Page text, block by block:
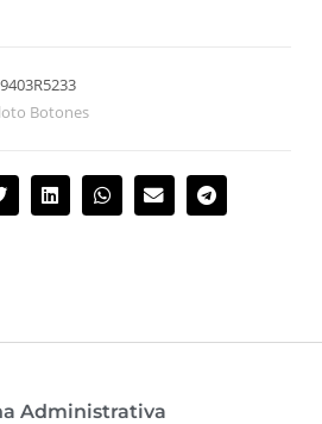
Botones
Administrativa